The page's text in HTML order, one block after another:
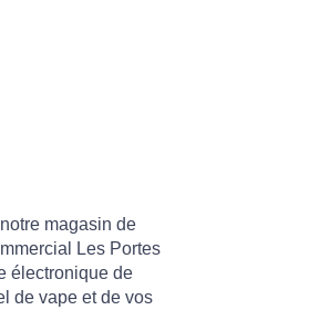
magasin de
Les Portes
électronique de
de vape et de vos